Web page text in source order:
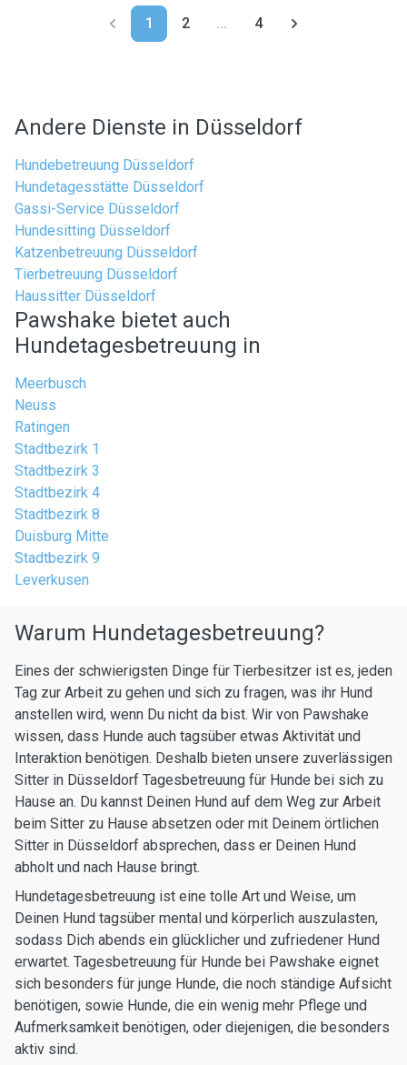
1 2 ... 4
Andere Dienste in Düsseldorf
Hundebetreuung Düsseldorf
Hundetagesstätte Düsseldorf
Gassi-Service Düsseldorf
Hundesitting Düsseldorf
Katzenbetreuung Düsseldorf
Tierbetreuung Düsseldorf
Haussitter Düsseldorf
Pawshake bietet auch
Hundetagesbetreuung in
Meerbusch
Neuss
Ratingen
Stadtbezirk 1
Stadtbezirk 3
Stadtbezirk 4
Stadtbezirk 8
Duisburg Mitte
Stadtbezirk 9
Leverkusen
Warum Hundetagesbetreuung?
Eines der schwierigsten Dinge für Tierbesitzer ist es, jeden
Tag zur Arbeit zu gehen und sich zu fragen, was ihr Hund
anstellen wird, wenn Du nicht da bist. Wir von Pawshake
wissen, dass Hunde auch tagsüber etwas Aktivität und
Interaktion benötigen. Deshalb bieten unsere zuverlässigen
Sitter in Düsseldorf Tagesbetreuung für Hunde bei sich zu
Hause an. Du kannst Deinen Hund auf dem Weg zur Arbeit
beim Sitter zu Hause absetzen oder mit Deinem örtlichen
Sitter in Düsseldorf absprechen, dass er Deinen Hund
abholt und nach Hause bringt.
Hundetagesbetreuung ist eine tolle Art und Weise, um
Deinen Hund tagsüber mental und körperlich auszulasten,
sodass Dich abends ein glücklicher und zufriedener Hund
erwartet. Tagesbetreuung für Hunde bei Pawshake eignet
sich besonders für junge Hunde, die noch ständige Aufsicht
benötigen, sowie Hunde, die ein wenig mehr Pflege und
Aufmerksamkeit benötigen, oder diejenigen, die besonders
aktiv sind.